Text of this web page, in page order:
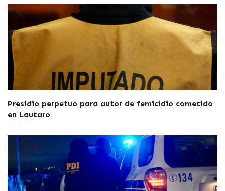
Presidio perpetuo para autor de femicidio cometido
en Lautaro